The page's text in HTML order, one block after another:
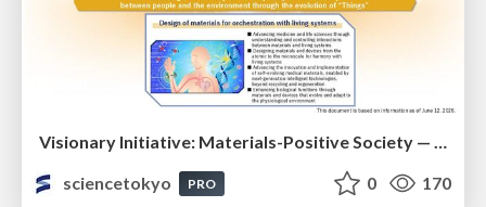
sciencetokyo
PRO 0 170